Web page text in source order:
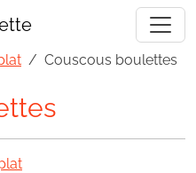
Couscous boulettes